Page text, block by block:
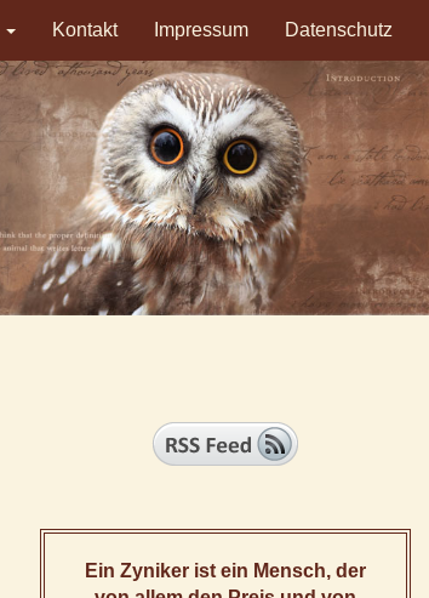
Kontakt Impressum Datenschutz
Ein Zyniker ist ein Mensch, der